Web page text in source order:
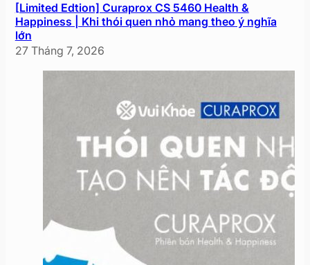
[Limited Edtion] Curaprox CS 5460 Health &
Happiness | Khi thói quen nhỏ mang theo ý nghĩa
lớn
27 Tháng 7, 2026